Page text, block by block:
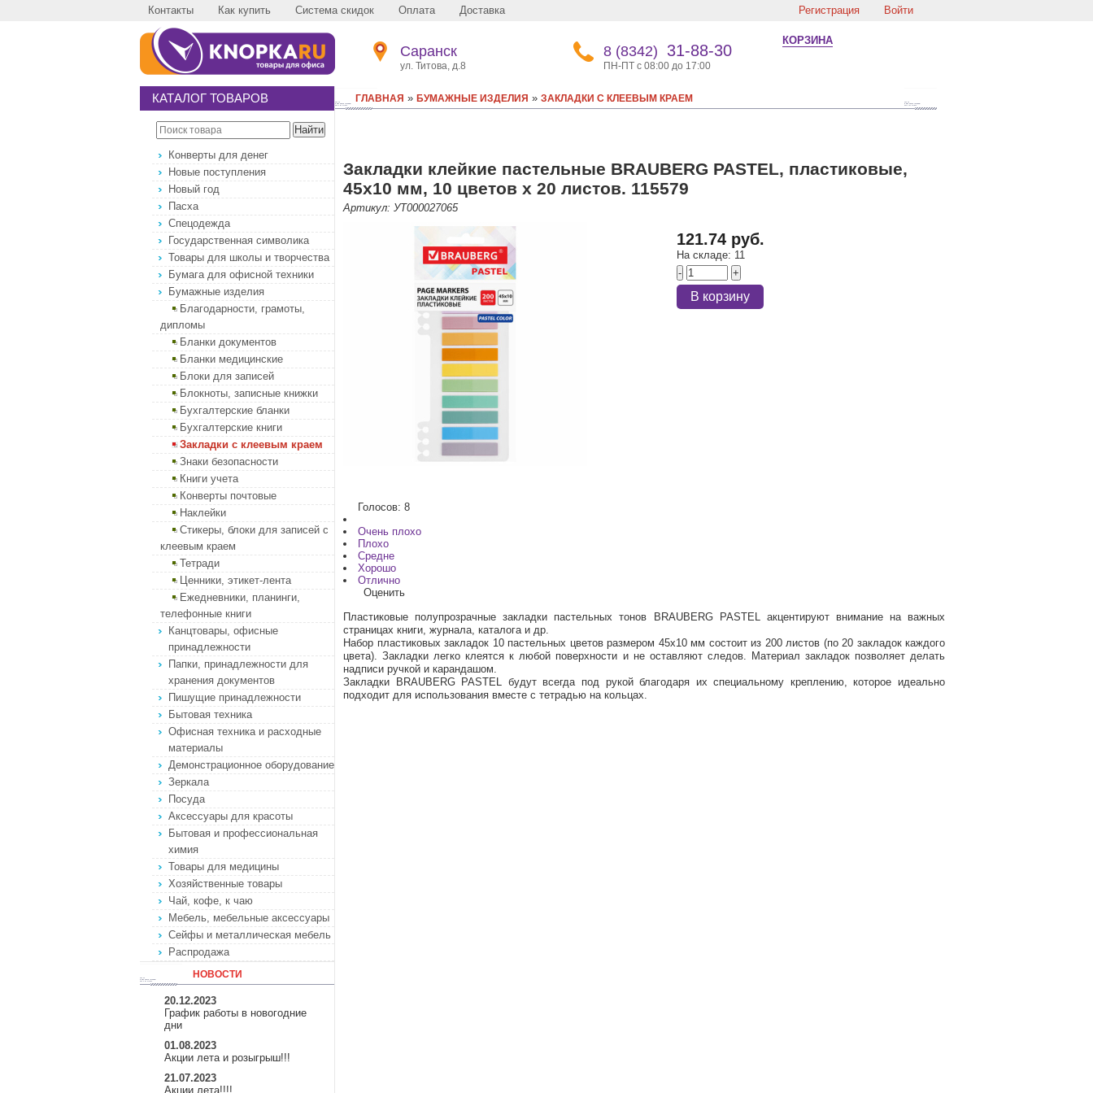
Контакты Как купить Система скидок Оплата Доставка Регистрация Войти
Саранск
ул. Титова, д.8
8 (8342) 31-88-30
ПН-ПТ с 08:00 до 17:00
КОРЗИНА
КАТАЛОГ ТОВАРОВ
Конверты для денег
Новые поступления
Новый год
Пасха
Спецодежда
Государственная символика
Товары для школы и творчества
Бумага для офисной техники
Бумажные изделия
Благодарности, грамоты,
дипломы
Бланки документов
Бланки медицинские
Блоки для записей
Блокноты, записные книжки
Бухгалтерские бланки
Бухгалтерские книги
Закладки с клеевым краем
Знаки безопасности
Книги учета
Конверты почтовые
Наклейки
Стикеры, блоки для записей с
клеевым краем
Тетради
Ценники, этикет-лента
Ежедневники, планинги,
телефонные книги
Канцтовары, офисные
принадлежности
Папки, принадлежности для
хранения документов
Пишущие принадлежности
Бытовая техника
Офисная техника и расходные
материалы
Демонстрационное оборудование
Зеркала
Посуда
Аксессуары для красоты
Бытовая и профессиональная
химия
Товары для медицины
Хозяйственные товары
Чай, кофе, к чаю
Мебель, мебельные аксессуары
Сейфы и металлическая мебель
Распродажа
НОВОСТИ
20.12.2023
График работы в новогодние
дни
01.08.2023
Акции лета и розыгрыш!!!
21.07.2023
Акции лета!!!!
ГЛАВНАЯ » БУМАЖНЫЕ ИЗДЕЛИЯ » ЗАКЛАДКИ С КЛЕЕВЫМ КРАЕМ
Закладки клейкие пастельные BRAUBERG PASTEL, пластиковые,
45х10 мм, 10 цветов х 20 листов. 115579
Артикул: УТ000027065
121.74 руб.
На складе: 11
-
+
В корзину
Голосов: 8
Очень плохо
Плохо
Средне
Хорошо
Отлично
Оценить
Пластиковые полупрозрачные закладки пастельных тонов BRAUBERG PASTEL акцентируют внимание на важных
страницах книги, журнала, каталога и др.
Набор пластиковых закладок 10 пастельных цветов размером 45х10 мм состоит из 200 листов (по 20 закладок каждого
цвета). Закладки легко клеятся к любой поверхности и не оставляют следов. Материал закладок позволяет делать
надписи ручкой и карандашом.
Закладки BRAUBERG PASTEL будут всегда под рукой благодаря их специальному креплению, которое идеально
подходит для использования вместе с тетрадью на кольцах.